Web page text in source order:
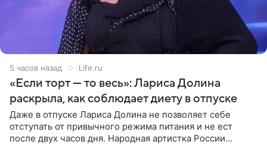
5 часов назад Life.ru
«Если торт — то весь»: Лариса Долина
раскрыла, как соблюдает диету в отпуске
Даже в отпуске Лариса Долина не позволяет себе
отступать от привычного режима питания и не ест
после двух часов дня. Народная артистка России